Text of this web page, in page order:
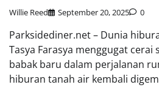
Willie Reed September 20, 2025 0
Parksidediner.net – Dunia
Tasya Farasya menggugat cerai
babak baru dalam perjalanan
hiburan tanah air kembali